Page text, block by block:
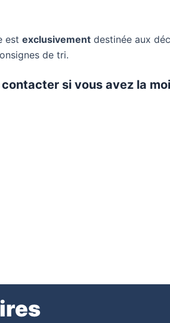
est exclusivementdestinée aux
de tri.
si vous avez la